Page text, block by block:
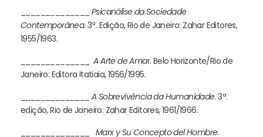
Psicanálise da Sociedade
Contemporânea. 3ª. Edição, Rio de Janeiro: Zahar Editores,
1955/1963.
______________A Arte de Amar. Belo Horizonte/Rio de
Janeiro: Editora Itatiaia, 1956/1995.
A Sobrevivência da Humanidade. 3ª.
edição, Rio de Janeiro: Zahar Editores, 1961/1966.
Marx y Su Concepto del Hombre.